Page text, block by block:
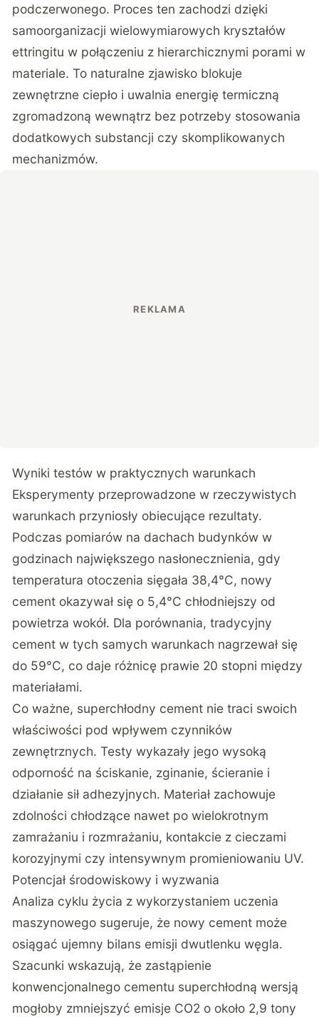
podczerwonego. Proces ten zachodzi dzięki
samoorganizacji wielowymiarowych kryształów
ettringitu w połączeniu z hierarchicznymi porami w
materiale. To naturalne zjawisko blokuje
zewnętrzne ciepło i uwalnia energię termiczną
zgromadzoną wewnątrz bez potrzeby stosowania
dodatkowych substancji czy skomplikowanych
mechanizmów.
Wyniki testów w praktycznych warunkach
Eksperymenty przeprowadzone w rzeczywistych
warunkach przyniosły obiecujące rezultaty.
Podczas pomiarów na dachach budynków w
godzinach największego nasłonecznienia, gdy
temperatura otoczenia sięgała 38,4°C, nowy
cement okazywał się o 5,4°C chłodniejszy od
powietrza wokół. Dla porównania, tradycyjny
cement w tych samych warunkach nagrzewał się
do 59°C, co daje różnicę prawie 20 stopni między
materiałami.
Co ważne, superchłodny cement nie traci swoich
właściwości pod wpływem czynników
zewnętrznych. Testy wykazały jego wysoką
odporność na ściskanie, zginanie, ścieranie i
działanie sił adhezyjnych. Materiał zachowuje
zdolności chłodzące nawet po wielokrotnym
zamrażaniu i rozmrażaniu, kontakcie z cieczami
korozyjnymi czy intensywnym promieniowaniu UV.
Potencjał środowiskowy i wyzwania
Analiza cyklu życia z wykorzystaniem uczenia
maszynowego sugeruje, że nowy cement może
osiągać ujemny bilans emisji dwutlenku węgla.
Szacunki wskazują, że zastąpienie
konwencjonalnego cementu superchłodną wersją
mogłoby zmniejszyć emisje CO2 o około 2,9 tony